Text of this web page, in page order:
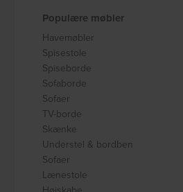
Populære møbler
Havemøbler
Spisestole
Spiseborde
Sofaborde
Sofaer
TV-borde
Skænke
Understel & bordben
Sofaer
Lænestole